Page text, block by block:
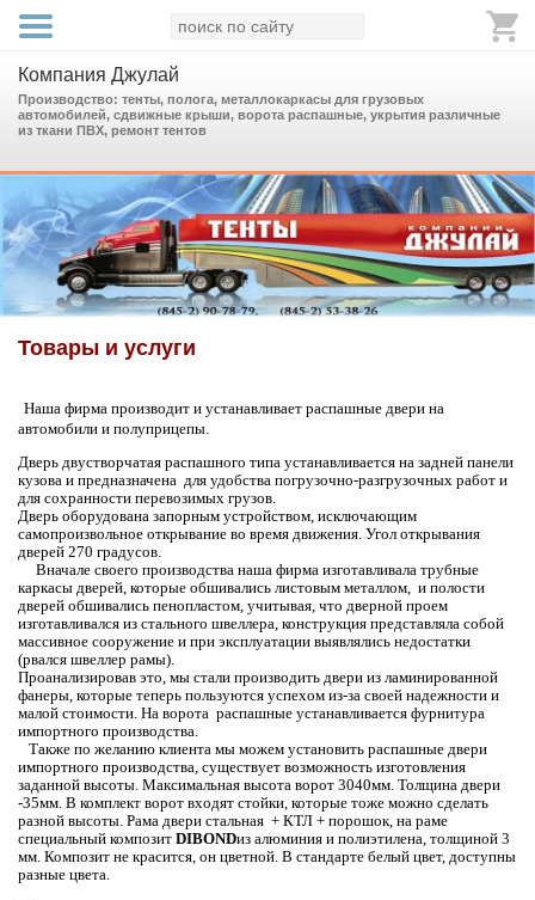
Компания Джулай
Производство: тенты, полога, металлокаркасы для грузовых
автомобилей, сдвижные крыши, ворота распашные, укрытия различные
из ткани ПВХ, ремонт тентов
Товары и услуги
Наша фирма производит и устанавливает распашные двери на
автомобили и полуприцепы.
Дверь двустворчатая распашного типа устанавливается на задней панели
кузова и предназначена для удобства погрузочно-разгрузочных работ и
для сохранности перевозимых грузов.
Дверь оборудована запорным устройством, исключающим
самопроизвольное открывание во время движения. Угол открывания
дверей 270 градусов.
Вначале своего производства наша фирма изготавливала трубные
каркасы дверей, которые обшивались листовым металлом, и полости
дверей обшивались пенопластом, учитывая, что дверной проем
изготавливался из стального швеллера, конструкция представляла собой
массивное сооружение и при эксплуатации выявлялись недостатки
(рвался швеллер рамы).
Проанализировав это, мы стали производить двери из ламинированной
фанеры, которые теперь пользуются успехом из-за своей надежности и
малой стоимости. На ворота распашные устанавливается фурнитура
импортного производства.
Также по желанию клиента мы можем установить распашные двери
импортного производства, существует возможность изготовления
заданной высоты. Максимальная высота ворот 3040мм. Толщина двери
-35мм. В комплект ворот входят стойки, которые тоже можно сделать
разной высоты. Рама двери стальная + КТЛ + порошок, на раме
специальный композит DIBONDиз алюминия и полиэтилена, толщиной 3
мм. Композит не красится, он цветной. В стандарте белый цвет, доступны
разные цвета.